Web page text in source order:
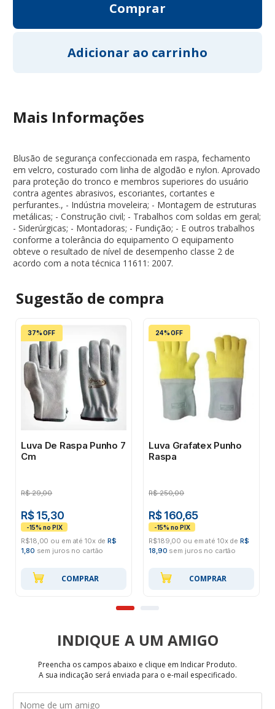
Mais Informações
Blusão de segurança confeccionada em raspa, fechamento
em velcro, costurado com linha de algodão e nylon. Aprovado
para proteção do tronco e membros superiores do usuário
contra agentes abrasivos, escoriantes, cortantes e
perfurantes., - Indústria moveleira; - Montagem de estruturas
metálicas; - Construção civil; - Trabalhos com soldas em geral;
- Siderúrgicas; - Montadoras; - Fundição; - E outros trabalhos
conforme a tolerância do equipamento O equipamento
obteve o resultado de nível de desempenho classe 2 de
acordo com a nota técnica 11611: 2007.
Sugestão de compra
37% OFF
Luva De Raspa Punho 7
Cm
R$ 29,00
R$ 15,30
R$18,00 ou em até 10x deR$
1,80 sem juros no cartão
COMPRAR
24% OFF
Luva Grafatex Punho
Raspa
R$ 250,00
R$ 160,65
R$189,00 ou em até 10x deR$
18,90 sem juros no cartão
COMPRAR
INDIQUE
Preencha os campos abaixo e clique em Indicar Produto.
A sua indicação será enviada para o e-mail especificado.